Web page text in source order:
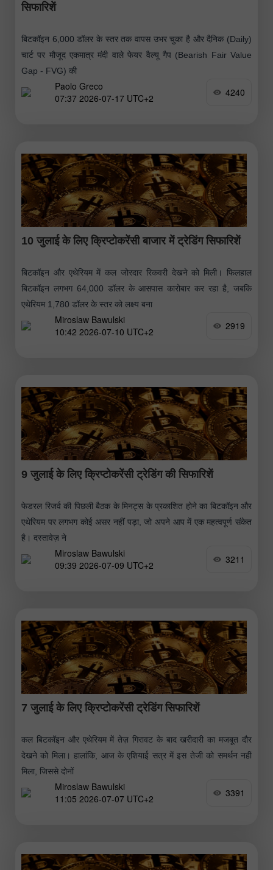
सिफारिशें
बिटकॉइन 6,000 डॉलर के स्तर तक वापस उभर चुका है और दैनिक (Daily)
चार्ट पर मौजूद एकमात्र मंदी वाले फेयर वैल्यू गैप (Bearish Fair Value
Gap - FVG) की
Paolo Greco
07:37 2026-07-17 UTC+2
4240
10 जुलाई के लिए क्रिप्टोकरेंसी बाजार में ट्रेडिंग सिफारिशें
बिटकॉइन और एथेरियम में कल जोरदार रिकवरी देखने को मिली। फिलहाल
बिटकॉइन लगभग 64,000 डॉलर के आसपास कारोबार कर रहा है, जबकि
एथेरियम 1,780 डॉलर के स्तर को लक्ष्य बना
Miroslaw Bawulski
10:42 2026-07-10 UTC+2
2919
9 जुलाई के लिए क्रिप्टोकरेंसी ट्रेडिंग की सिफारिशें
फेडरल रिजर्व की पिछली बैठक के मिनट्स के प्रकाशित होने का बिटकॉइन और
एथेरियम पर लगभग कोई असर नहीं पड़ा, जो अपने आप में एक महत्वपूर्ण संकेत
है। दस्तावेज़ ने
Miroslaw Bawulski
09:39 2026-07-09 UTC+2
3211
7 जुलाई के लिए क्रिप्टोकरेंसी ट्रेडिंग सिफारिशें
कल बिटकॉइन और एथेरियम में तेज़ गिरावट के बाद खरीदारी का मजबूत दौर
देखने को मिला। हालांकि, आज के एशियाई सत्र में इस तेजी को समर्थन नहीं
मिला, जिससे दोनों
Miroslaw Bawulski
11:05 2026-07-07 UTC+2
3391